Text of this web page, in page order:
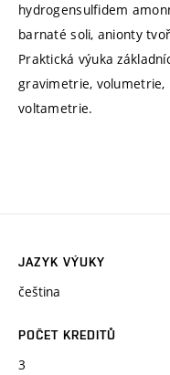
hydrogensulfidem
barnaté soli, anionty
Praktická výuka
gravimetrie,
voltametrie.
JAZYK VÝUKY
čeština
POČET KREDITŮ
3